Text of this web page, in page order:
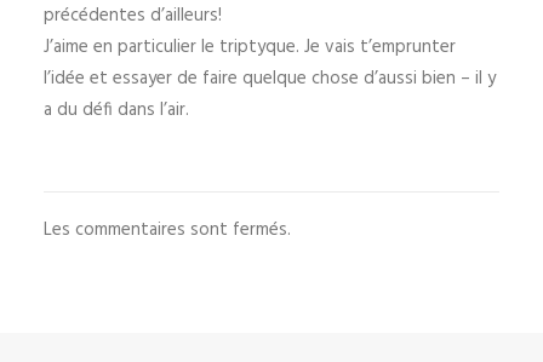
précédentes d’ailleurs!
J’aime en particulier le triptyque. Je vais t’emprunter
l’idée et essayer de faire quelque chose d’aussi bien – il y
a du défi dans l’air.
Les commentaires sont fermés.